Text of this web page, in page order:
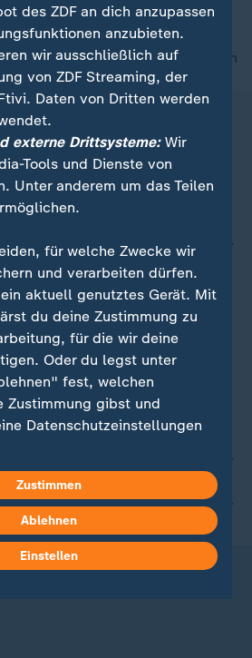
nach oben
des ZDF an dich anzupassen
anzubieten.
wir ausschließlich auf
von ZDF Streaming, der
Daten von Dritten werden
externe Drittsysteme:Wir
Tools und Dienste von
Unter anderem um das Teilen
für welche Zwecke wir
und verarbeiten dürfen.
aktuell genutztes Gerät. Mit
du deine Zustimmung zu
für die wir deine
Oder du legst unter
fest, welchen
Zustimmung gibst und
Datenschutzeinstellungen
widerrufen oder ändern.
Impressum.
findest du in unserer
Zustimmen
Ablehnen
Einstellen